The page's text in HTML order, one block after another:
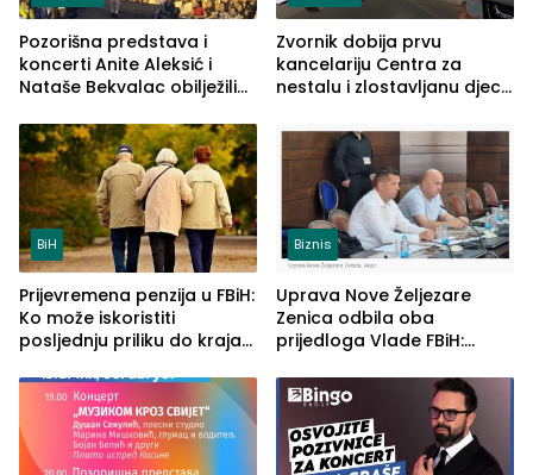
Pozorišna predstava i
koncerti Anite Aleksić i
Nataše Bekvalac obilježili
ljeta (FOTO)
Zvornik dobija prvu
kancelariju Centra za
nestalu i zlostavljanu djecu
BiH
Prijevremena penzija u FBiH:
Ko može iskoristiti
posljednju priliku do kraja
Biznis
Uprava Nove Željezare
Zenica odbila oba
prijedloga Vlade FBiH:
rješenje